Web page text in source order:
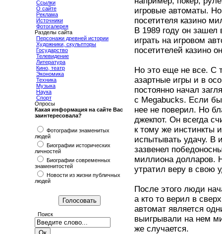
Ссылки
О сайте
Реклама
Источники
Фотогалерея
Разделы сайта
Персонажи древней истории
Художники, скульпторы
Государство
Телевидение
Литература
Кино, театр
Экономика
Техника
Музыка
Наука
Спорт
Опросы
Какая информация на сайте Вас
заинтересовала?
Фотографии знаменитых
людей
Биографии исторических
личностей
Биографии современных
знаменитостей
Новости из жизни публичных
людей
Поиск
игровые автоматы.
посетителя казино
В 1989 году он зашел
играть на игровом
посетителей казино
Но это еще не все. С
азартные игры и в
постоянно начал
с Megabucks. Если
нее не поверил. Но
джекпот. Он всегда
к тому же инстинкты
испытывать удачу. В
зазвенел
миллиона долларов.
утратил веру в свою
После этого люди
а кто то верил в
автомат является
выигрывали на нем
же случается.